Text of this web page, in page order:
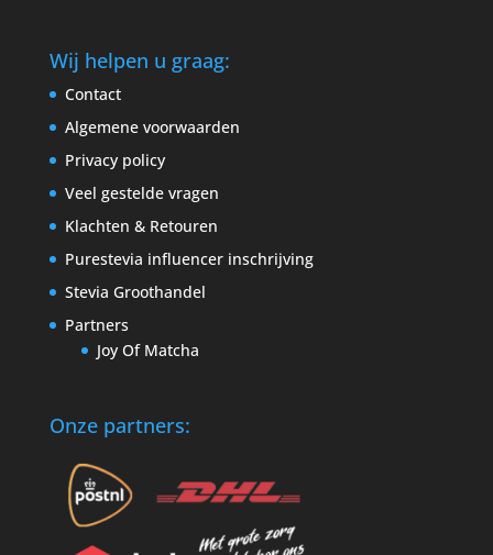
Wij helpen u graag:
Contact
Algemene voorwaarden
Privacy policy
Veel gestelde vragen
Klachten & Retouren
Purestevia influencer inschrijving
Stevia Groothandel
Partners
Joy Of Matcha
Onze partners: